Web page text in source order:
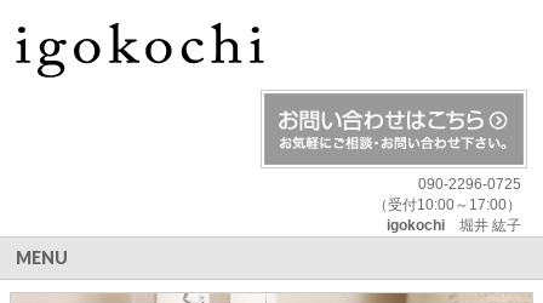
090-2296-0725
（受付10:00～17:00）
igokochi堀井 紘子
MENU